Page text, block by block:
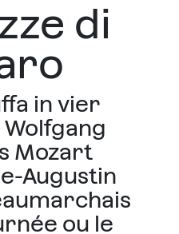
di
in vier
Mozart
Augustin
ou le